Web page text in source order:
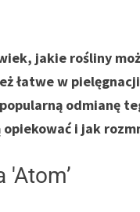
jakie rośliny
łatwe w
odmianę
i jak
'Atom’